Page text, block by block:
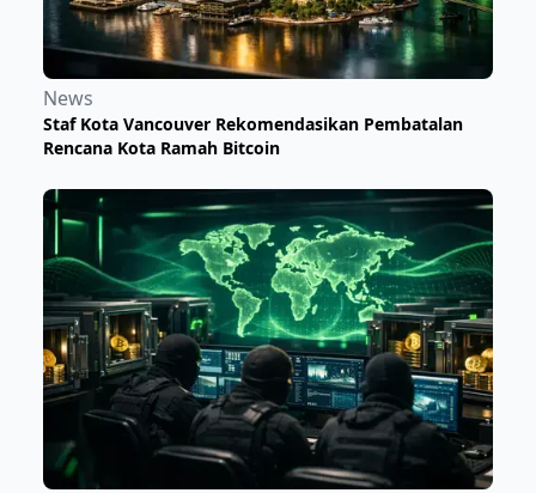
News
Staf Kota Vancouver Rekomendasikan Pembatalan
Rencana Kota Ramah Bitcoin